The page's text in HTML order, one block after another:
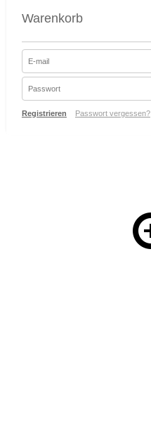
Warenkorb
Registrieren Passwort vergessen?